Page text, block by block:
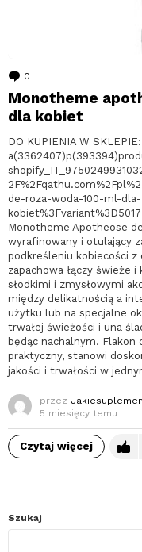
0
Monotheme
dla kobiet
DO KUPIENIA W
de-roza-woda-100-ml-dla-
Monotheme Apotheose
wyrafinowany i otulający
podkreśleniu kobiecości z
zapachowa łączy świeże
słodkimi i zmysłowymi
między delikatnością a
użytku lub na specjalne
trwałej świeżości i una
będąc nachalnym. Flakon
praktyczny, stanowi
jakości i trwałości w
przez
5 miesięcy temu
Czytaj więcej
Szukaj